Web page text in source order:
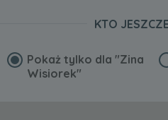
KTO
Pokaż tylko dla "Zina
Wisiorek"